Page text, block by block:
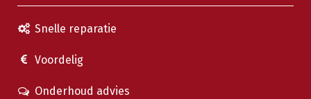
Snelle reparatie
Voordelig
Onderhoud advies